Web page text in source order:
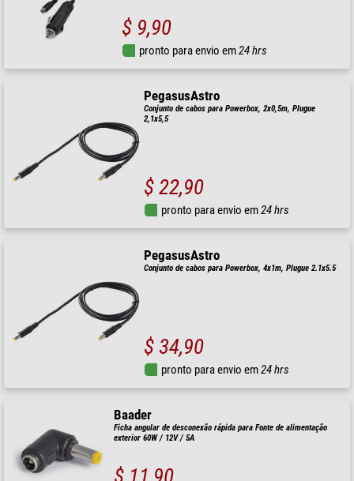
$ 9,90
pronto para envio em24 hrs
PegasusAstro
Conjunto de cabos para Powerbox, 2x0,5m, Plugue
2,1x5,5
$ 22,90
pronto para envio em24 hrs
PegasusAstro
Conjunto de cabos para Powerbox, 4x1m, Plugue 2.1x5.5
$ 34,90
pronto para envio em24 hrs
Baader
Ficha angular de desconexão rápida para Fonte de alimentação
exterior 60W / 12V / 5A